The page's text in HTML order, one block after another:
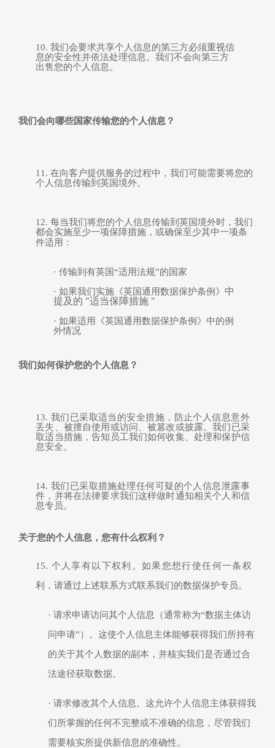
10.我们会要求共享个人信息的第三方必须重视信
息的安全性并依法处理信息。我们不会向第三方
出售您的个人信息。
我们会向哪些国家传输您的个人信息？
11.在向客户提供服务的过程中，我们可能需要将您的
个人信息传输到英国境外。
12.每当我们将您的个人信息传输到英国境外时，我们
都会实施至少一项保障措施，或确保至少其中一项条
件适用：
·传输到有英国“适用法规”的国家
·如果我们实施 《英国通用数据保护条例》 中
提及的 "适当保障措施 "
·如果适用 《英国通用数据保护条例》中的例
外情况
我们如何保护您的个人信息？
13. 我们已采取适当的安全措施，防止个人信息意外
丢失、被擅自使用或访问、被篡改或披露。我们已采
取适当措施，告知员工我们如何收集、处理和保护信
息安全。
14. 我们已采取措施处理任何可疑的个人信息泄露事
件，并将在法律要求我们这样做时通知相关个人和信
息专员。
关于您的个人信息，您有什么权利？
15. 个人享有以下权利。如果您想行使任何一条权
利，请通过上述联系方式联系我们的数据保护专员。
·请求申请访问其个人信息（通常称为“数据主体访
问申请”）。这使个人信息主体能够获得我们所持有
的关于其个人数据的副本，并核实我们是否通过合
法途径获取数据。
·请求修改其个人信息。这允许个人信息主体获得我
们所掌握的任何不完整或不准确的信息，尽管我们
需要核实所提供新信息的准确性。